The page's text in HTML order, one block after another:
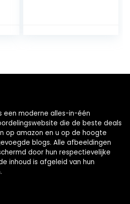
een moderne alles-in-één
die de beste deals
op amazon en u op de hoogte
blogs. Alle afbeeldingen
door hun respectievelijke
inhoud is afgeleid van hun